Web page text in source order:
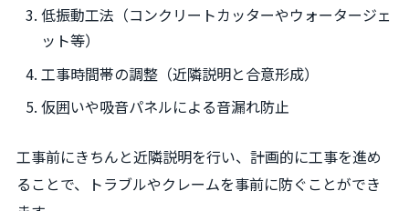
低振動工法（コンクリートカッターやウォータージェ
ット等）
工事時間帯の調整（近隣説明と合意形成）
仮囲いや吸音パネルによる音漏れ防止
工事前にきちんと近隣説明を行い、計画的に工事を進め
ることで、トラブルやクレームを事前に防ぐことができ